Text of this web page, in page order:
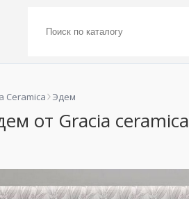
Ceramica Эдем
от Gracia ceramica